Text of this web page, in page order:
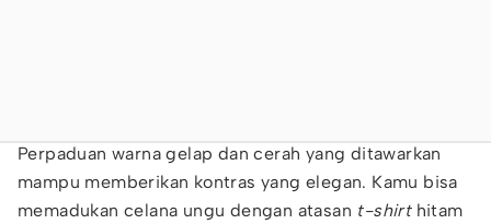
Perpaduan warna gelap dan cerah yang ditawarkan
mampu memberikan kontras yang elegan. Kamu bisa
memadukan celana ungu dengan atasan t-shirthitam